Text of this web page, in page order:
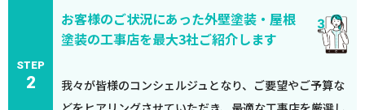
STEP
2
お客様のご状況にあった外壁塗装・屋根
塗装の工事店を最大3社ご紹介します
我々が皆様のコンシェルジュとなり、ご要望やご予算な